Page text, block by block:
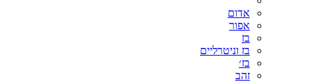
אדום
אפור
בז
בז וניטרליים
בז׳
זהב